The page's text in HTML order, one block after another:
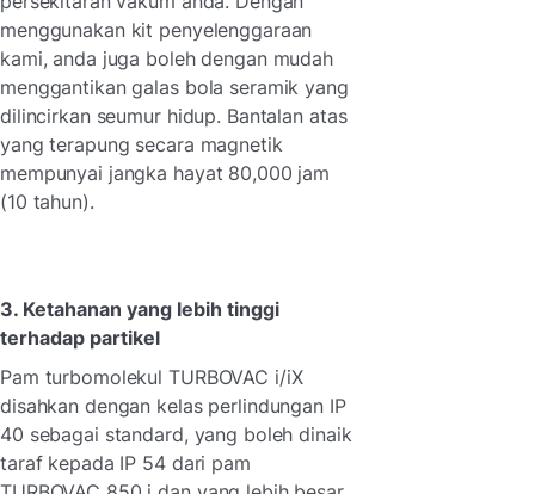
menggunakan kit penyelenggaraan
kami, anda juga boleh dengan mudah
menggantikan galas bola seramik yang
dilincirkan seumur hidup. Bantalan atas
yang terapung secara magnetik
mempunyai jangka hayat 80,000 jam
(10 tahun).
3. Ketahanan yang lebih tinggi
terhadap partikel
Pam turbomolekul TURBOVAC i/iX
disahkan dengan kelas perlindungan IP
40 sebagai standard, yang boleh dinaik
taraf kepada IP 54 dari pam